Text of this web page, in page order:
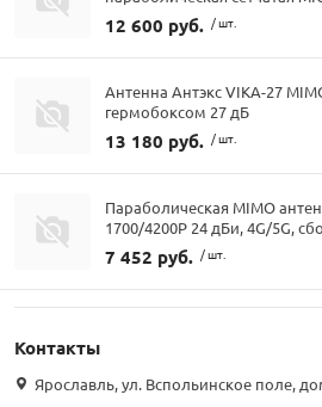
12 600 руб. / шт.
Антенна Антэкс VIKA-27
гермобоксом 27 дБ
13 180 руб. / шт.
Параболическая MIMO
1700/4200P 24 дБи, 4G/5G,
7 452 руб. / шт.
Контакты
Ярославль, ул. Вспольинское поле,